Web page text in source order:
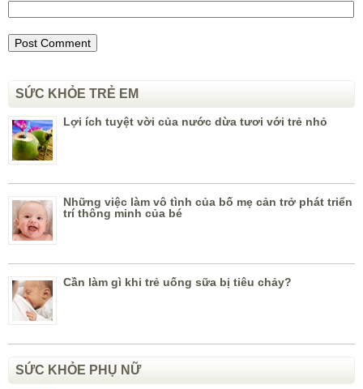
SỨC KHỎE TRẺ EM
Lợi ích tuyệt vời của nước dừa tươi với trẻ nhỏ
Những việc làm vô tình của bố mẹ cản trở phát triển
trí thông minh của bé
Cần làm gì khi trẻ uống sữa bị tiêu chảy?
SỨC KHỎE PHỤ NỮ